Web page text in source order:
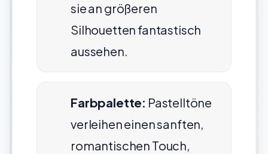
sie an größeren
Silhouetten fantastisch
aussehen.
Farbpalette: Pastelltöne
verleihen einen sanften,
romantischen Touch,